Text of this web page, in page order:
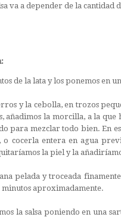
va a depender de la
de la lata y los ponemos en
y la cebolla, en trozos
añadimos la morcilla, a la
para mezclar todo bien. En
o cocerla entera en agua
la piel y la
pelada y troceada
minutos aproximadamente.
la salsa poniendo en una